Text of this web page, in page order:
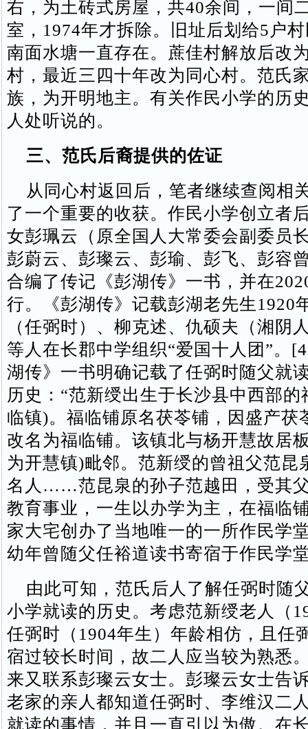
右，为土砖式房屋，共40余间，一间
室，1974年才拆除。旧址后划给5户
南面水塘一直存在。蔗佳村解放后改
村，最近三四十年改为同心村。范氏
族，为开明地主。有关作民小学的历
人处听说的。
三、范氏后裔提供的佐证
从同心村返回后，笔者继续查阅相
了一个重要的收获。作民小学创立者
女彭珮云（原全国人大常委会副委员
彭蔚云、彭璨云、彭瑜、彭飞、彭容
合编了传记《彭湖传》一书，并在
行。《彭湖传》记载彭湖老先生1920
（任弼时）、柳克述、仇硕夫（湘阴
等人在长郡中学组织“爱国十人团”。
湖传》一书明确记载了任弼时随父就
历史：“范新绶出生于长沙县中西部
临镇)。福临铺原名茯苓铺，因盛产茯
改名为福临铺。该镇北与杨开慧故居
为开慧镇)毗邻。范新绶的曾祖父范昆
名人……范昆泉的孙子范越田，受其
教育事业，一生以办学为主，在福临
家大宅创办了当地唯一的一所作民
幼年曾随父任裕道读书寄宿于作民学
由此可知，范氏后人了解任弼时随
小学就读的历史。考虑范新绶老人（
任弼时（1904年生）年龄相仿，且任
宿过较长时间，故二人应当较为熟悉
来又联系彭璨云女士。彭璨云女士告
老家的亲人都知道任弼时、李维汉二
就读的事情，并且一直引以为傲。在